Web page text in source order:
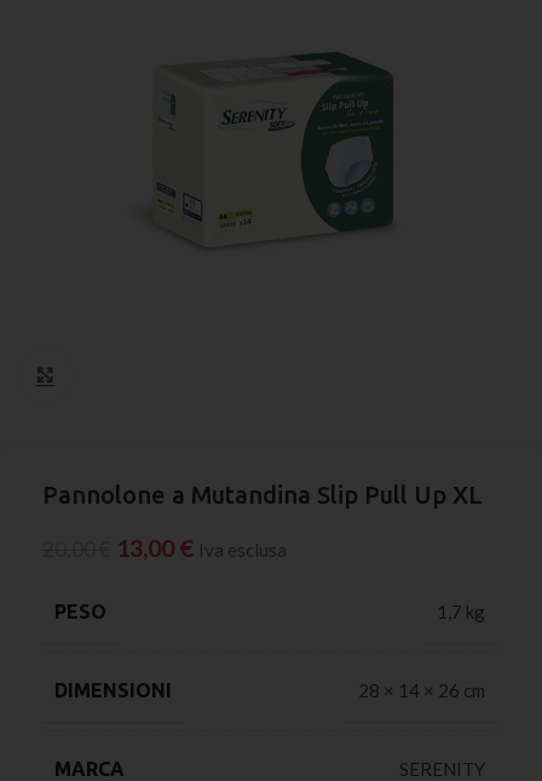
Pannolone a Mutandina Slip Pull Up XL
13,00 € Iva esclusa
PESO 1,7 kg
DIMENSIONI 28 × 14 × 26 cm
MARCA SERENITY